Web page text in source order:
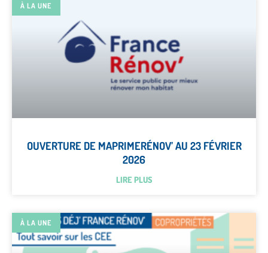
À LA UNE
OUVERTURE DE MAPRIMERÉNOV’ AU 23 FÉVRIER
2026
LIRE PLUS
À LA UNE